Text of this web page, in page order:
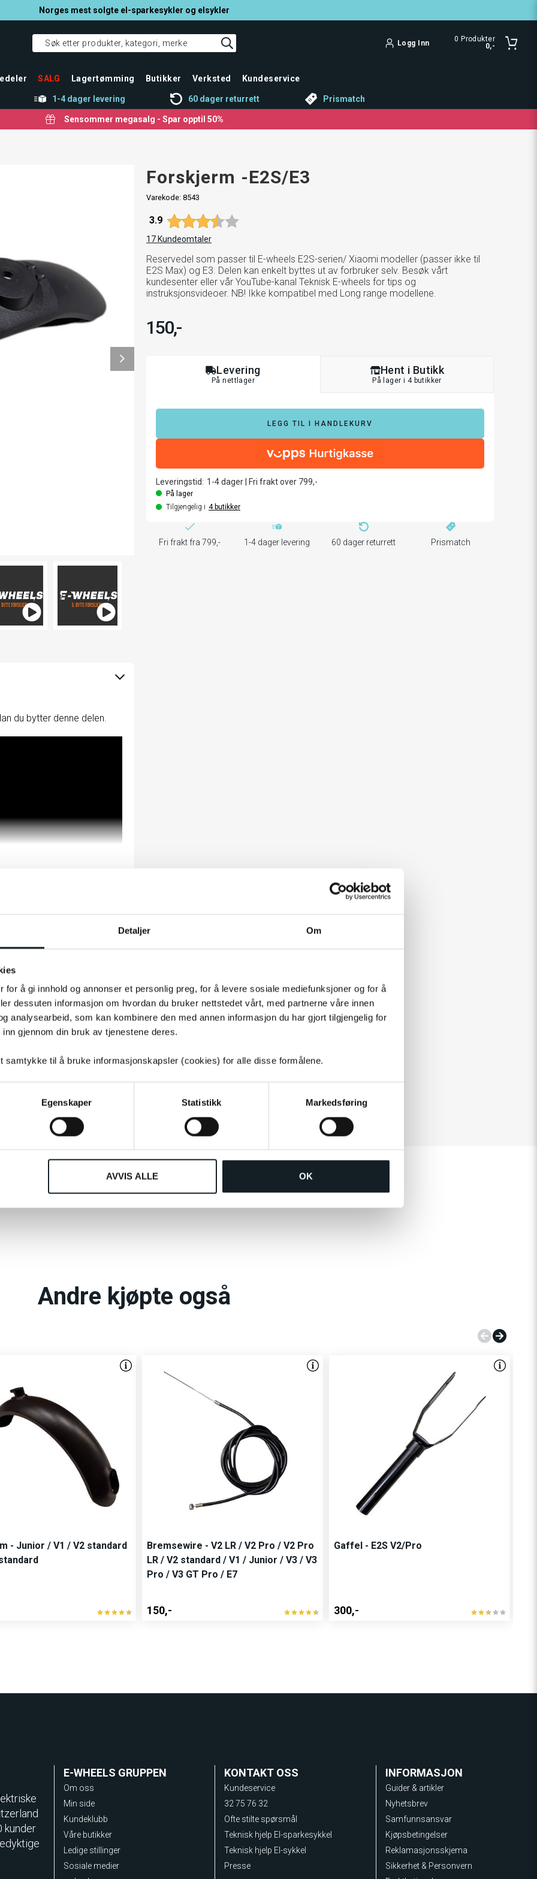
Detaljer Om
for å gi innhold og annonser et personlig preg, for å levere sosiale mediefunksjoner og for å
dessuten informasjon om hvordan du bruker nettstedet vårt, med partnerne våre innen
analysearbeid, som kan kombinere den med annen informasjon du har gjort tilgjengelig for
gjennom din bruk av tjenestene deres.
samtykke til å bruke informasjonskapsler (cookies) for alle disse formålene.
Egenskaper Statistikk Markedsføring
AVVIS ALLE OK
Norges mest solgte el-sparkesykler og elsykler
Logg Inn 0 Produkter
0,-
SALG Lagertømming Butikker Verksted Kundeservice
1-4 dager levering 60 dager returrett Prismatch
Sensommer megasalg - Spar opptil 50%
du bytter denne delen.
som følge av potensielle
bli påvirket og alltid være tilsvarende
Forskjerm -E2S/E3
Varekode: 8543
Gjennomsnittskarakter:
3.9
17 Kundeomtaler
Reservedel som passer til E-wheels E2S-serien/ Xiaomi modeller (passer ikke til
E2S Max) og E3. Delen kan enkelt byttes ut av forbruker selv. Besøk vårt
kundesenter eller vår YouTube-kanal Teknisk E-wheels for tips og
instruksjonsvideoer. NB! Ikke kompatibel med Long range modellene.
150,-
Levering
På nettlager
LEGG TIL I HANDLEKURV
Leveringstid: 1-4dager Fri frakt over 799,-
På lager
Tilgjengelig i 4 butikker
Hent i Butikk
På lager i 4 butikker
Fri frakt fra 799,- 1-4 dager levering 60 dager returrett Prismatch
Andre så også på
Andre kjøpte også
- Junior / V1 / V2 standard
Bremsewire - V2 LR / V2 Pro / V2 Pro
LR / V2 standard / V1 / Junior / V3 / V3
Pro / V3 GT Pro / E7
150,-
Gaffel - E2S V2/Pro
300,-
kunder
E-WHEELS GRUPPEN
Om oss
Min side
Kundeklubb
Våre butikker
Ledige stillinger
Sosiale medier
KONTAKT OSS
Kundeservice
32 75 76 32
Ofte stilte spørsmål
Teknisk hjelp El-sparkesykkel
Teknisk hjelp El-sykkel
Presse
INFORMASJON
Guider & artikler
Nyhetsbrev
Samfunnsansvar
Kjøpsbetingelser
Reklamasjonsskjema
Sikkerhet & Personvern